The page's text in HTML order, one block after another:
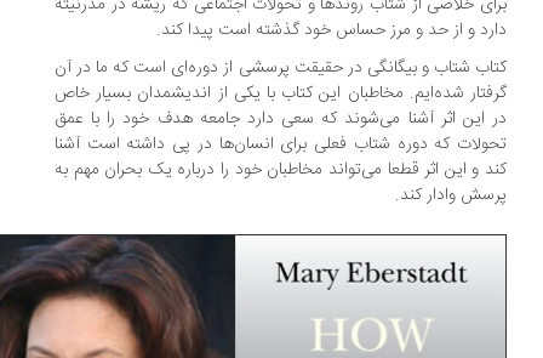
و از حد و مرز حساس خود گذشته است پیدا کند.
شتاب و بیگانگی در حقیقت پرسشی از دوره‌ای‌ است که ما در آن
شده‌ایم. مخاطبان این کتاب با یکی از اندیشمدان بسیار خاص
این اثر آشنا می‌شوند که سعی دارد جامعه هدف خود را با عمق
که دوره شتاب فعلی برای انسان‌ها در پی داشته است آشنا
و این اثر قطعا می‌تواند مخاطبان خود را درباره یک بحران مهم به
وا‌دار کند.